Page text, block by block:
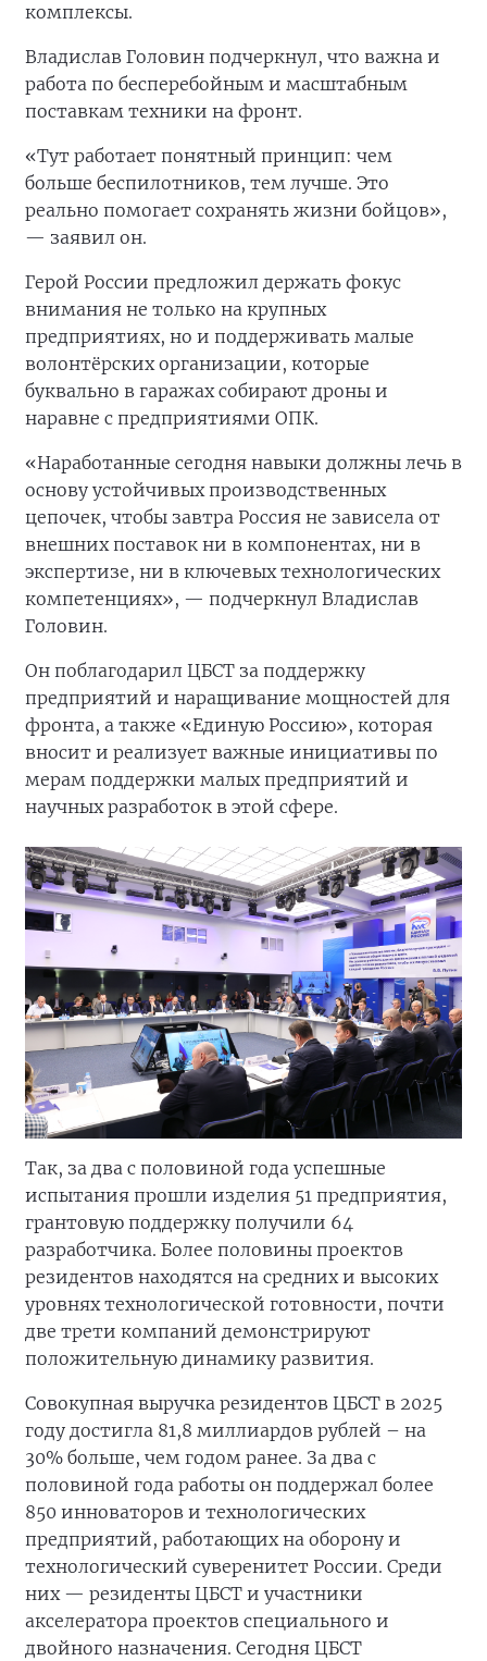
комплексы.
Владислав Головин подчеркнул, что важна и
работа по бесперебойным и масштабным
поставкам техники на фронт.
«Тут работает понятный принцип: чем
больше беспилотников, тем лучше. Это
реально помогает сохранять жизни бойцов»,
— заявил он.
Герой России предложил держать фокус
внимания не только на крупных
предприятиях, но и поддерживать малые
волонтёрских организации, которые
буквально в гаражах собирают дроны и
наравне с предприятиями ОПК.
«Наработанные сегодня навыки должны лечь в
основу устойчивых производственных
цепочек, чтобы завтра Россия не зависела от
внешних поставок ни в компонентах, ни в
экспертизе, ни в ключевых технологических
компетенциях», — подчеркнул Владислав
Головин.
Он поблагодарил ЦБСТ за поддержку
предприятий и наращивание мощностей для
фронта, а также «Единую Россию», которая
вносит и реализует важные инициативы по
мерам поддержки малых предприятий и
научных разработок в этой сфере.
Так, за два с половиной года успешные
испытания прошли изделия 51 предприятия,
грантовую поддержку получили 64
разработчика. Более половины проектов
резидентов находятся на средних и высоких
уровнях технологической готовности, почти
две трети компаний демонстрируют
положительную динамику развития.
Совокупная выручка резидентов ЦБСТ в 2025
году достигла 81,8 миллиардов рублей – на
30% больше, чем годом ранее. За два с
половиной года работы он поддержал более
850 инноваторов и технологических
предприятий, работающих на оборону и
технологический суверенитет России. Среди
них — резиденты ЦБСТ и участники
акселератора проектов специального и
двойного назначения. Сегодня ЦБСТ